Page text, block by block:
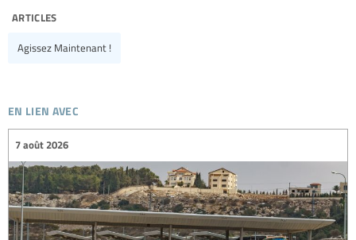
articles
Agissez Maintenant !
en lien avec
7 août 2026